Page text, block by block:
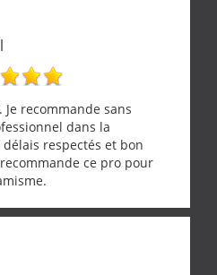
recommande sans
dans la
respectés et bon
ce pro pour